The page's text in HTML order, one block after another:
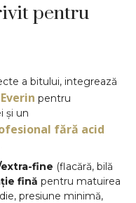
pentru
a bitului, integrează
pentru
și un
fără acid
fine (flacără, bilă
fină pentru matuirea
presiune minimă,